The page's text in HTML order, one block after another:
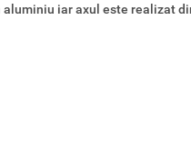
iar axul este realizat